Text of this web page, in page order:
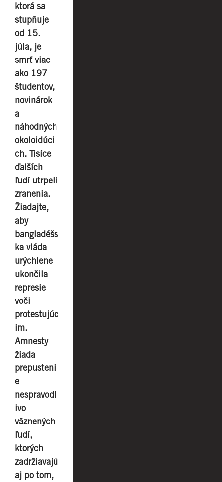
ktorá sa
stupňuje
od 15.
júla, je
smrť viac
ako 197
študentov,
novinárok
a
náhodných
okoloidúci
ch. Tisíce
ďalších
ľudí utrpeli
zranenia.
Žiadajte,
aby
bangladéšs
ka vláda
urýchlene
ukončila
represie
voči
protestujúc
im.
Amnesty
žiada
prepusteni
e
nespravodl
ivo
väznených
ľudí,
ktorých
zadržiavajú
aj po tom,